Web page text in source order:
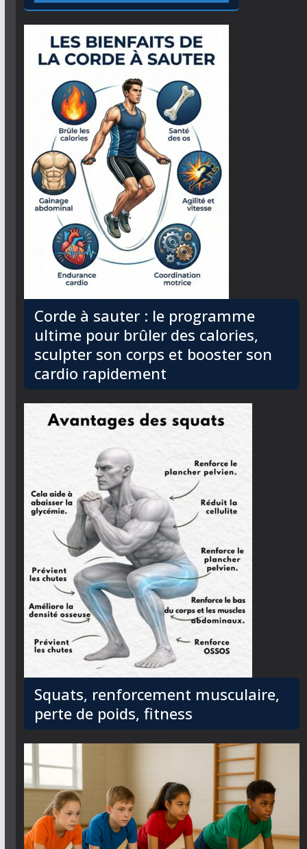
Corde à sauter : le programme
ultime pour brûler des calories,
sculpter son corps et booster son
cardio rapidement
Squats, renforcement musculaire,
perte de poids, fitness